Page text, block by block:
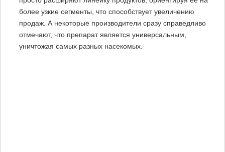
более узкие сегменты, что способствует увеличению
продаж. А некоторые производители сразу справедливо
отмечают, что препарат является универсальным,
уничтожая самых разных насекомых.